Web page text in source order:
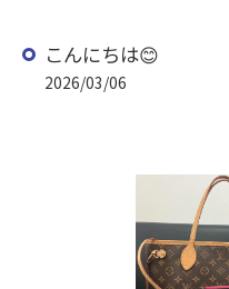
こんにちは😊
2026/03/06